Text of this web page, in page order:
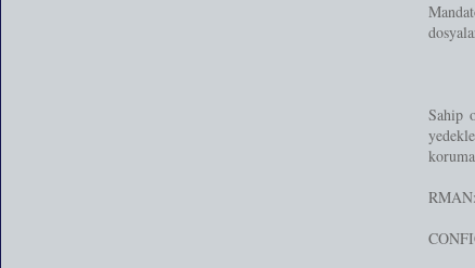
Sahip